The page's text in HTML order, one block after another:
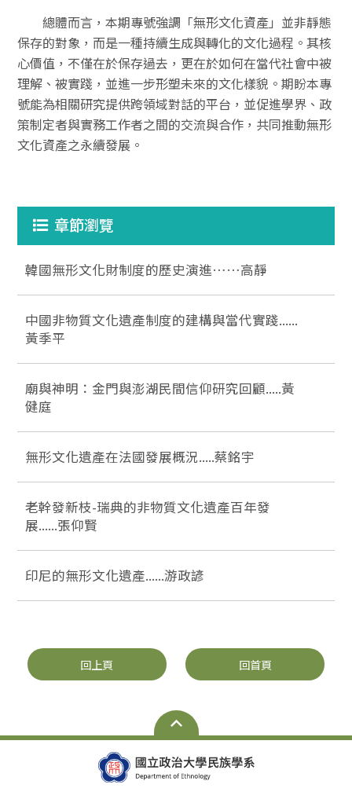
總體而言，本期專號強調「無形文化資產」並非靜態
保存的對象，而是一種持續生成與轉化的文化過程。其核
心價值，不僅在於保存過去，更在於如何在當代社會中被
理解、被實踐，並進一步形塑未來的文化樣貌。期盼本專
號能為相關研究提供跨領域對話的平台，並促進學界、政
策制定者與實務工作者之間的交流與合作，共同推動無形
文化資產之永續發展。
章節瀏覽
韓國無形文化財制度的歷史演進……高靜
中國非物質文化遺產制度的建構與當代實踐......
黃季平
廟與神明：金門與澎湖民間信仰研究回顧.....黃
健庭
無形文化遺產在法國發展概況.....蔡銘宇
老幹發新枝-瑞典的非物質文化遺產百年發
展......張仰賢
印尼的無形文化遺產......游政諺
回上頁 回首頁